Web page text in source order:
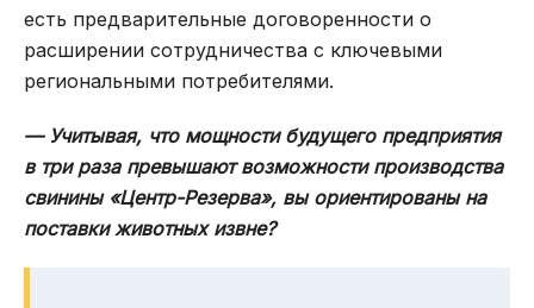
есть предварительные договоренности о
расширении сотрудничества с ключевыми
региональными потребителями.
— Учитывая, что мощности будущего предприятия
в три раза превышают возможности производства
свинины «Центр-Резерва», вы ориентированы на
поставки животных извне?